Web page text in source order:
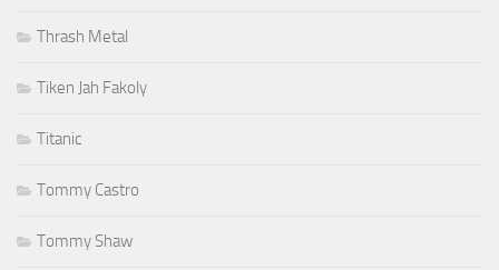
Thrash Metal
Tiken Jah Fakoly
Titanic
Tommy Castro
Tommy Shaw